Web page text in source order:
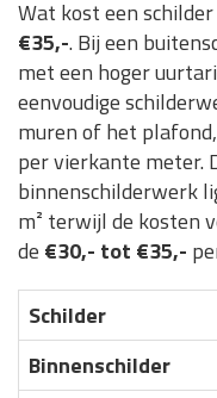
Wat kost een
€35,-. Bij een
met een hoger
eenvoudige
muren of het
per vierkante meter.
binnenschilderwerk
m² terwijl de kosten
de €30,- tot €35,-
Schilder
Binnenschilder